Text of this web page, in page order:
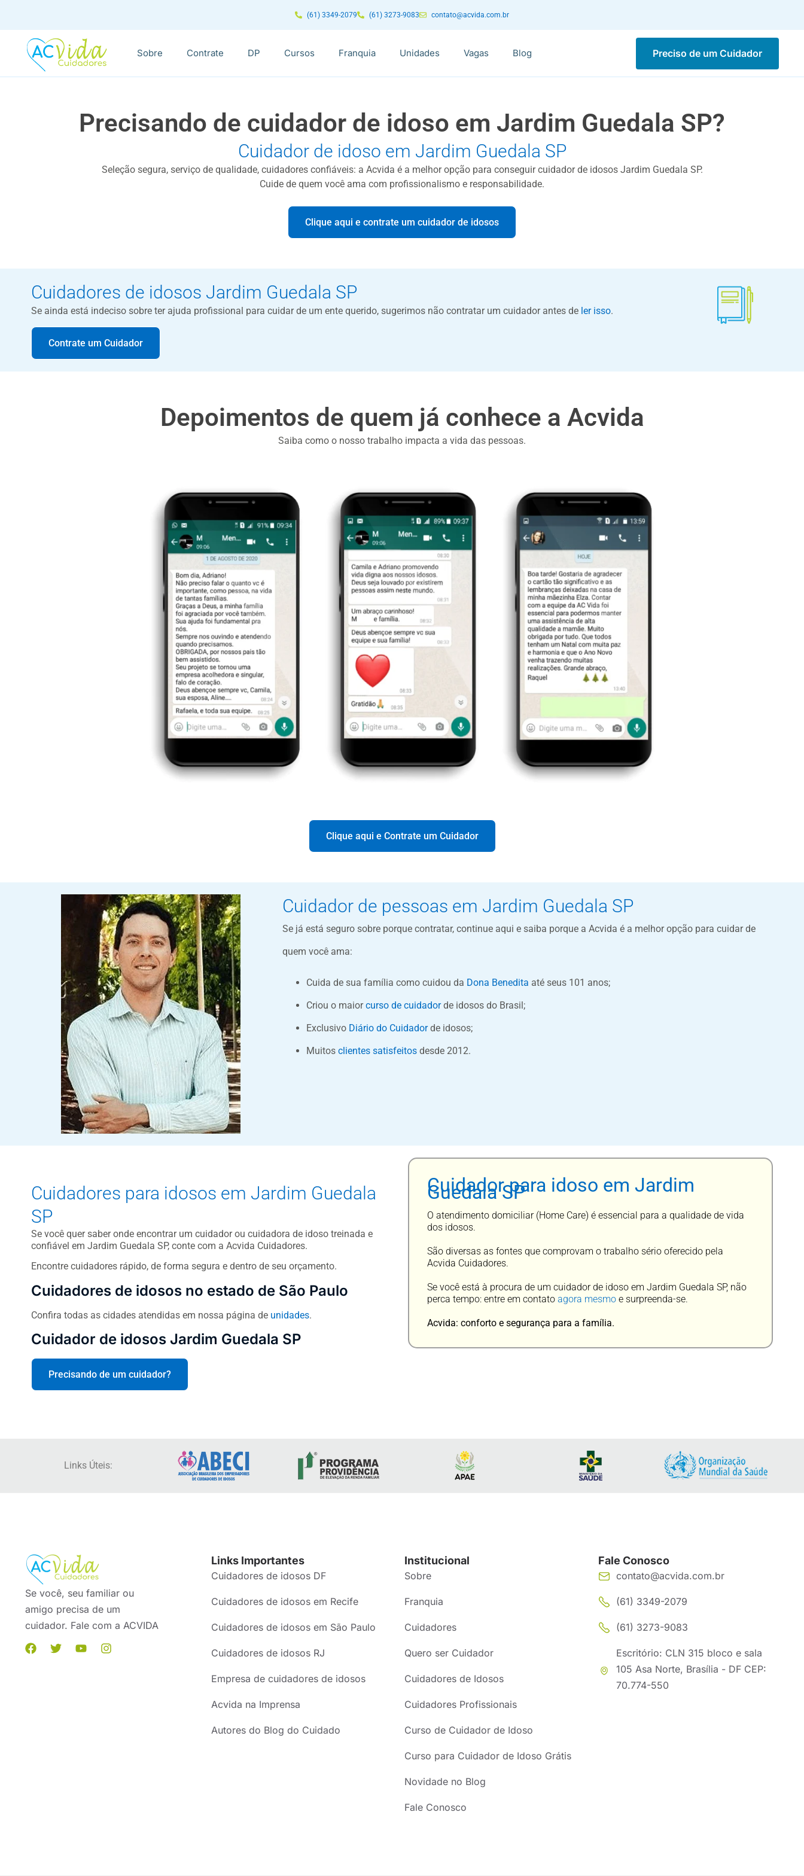
(61) 3349-2079 (61) 3273-9083 contato@acvida.com.br
Sobre Contrate DP Cursos Franquia Unidades Vagas Blog Preciso de um Cuidador
Precisando de cuidador de idoso em Jardim Guedala SP?
Cuidador de idoso em Jardim Guedala SP
Seleção segura, serviço de qualidade, cuidadores confiáveis: a Acvida é a melhor opção para conseguir cuidador de idosos Jardim Guedala SP.
Cuide de quem você ama com profissionalismo e responsabilidade.
Clique aqui e contrate um cuidador de idosos
Cuidadores de idosos Jardim Guedala SP
Se ainda está indeciso sobre ter ajuda profissional para cuidar de um ente querido, sugerimos não contratar um cuidador antes de ler isso.
Contrate um Cuidador
Depoimentos de quem já conhece a Acvida
Saiba como o nosso trabalho impacta a vida das pessoas.
Clique aqui e Contrate um Cuidador
Cuidador de pessoas em Jardim Guedala SP
Se já está seguro sobre porque contratar, continue aqui e saiba porque a Acvida é a melhor opção para cuidar de
quem você ama:
Cuida de sua família como cuidou da Dona Benedita até seus 101 anos;
Criou o maiorcurso de cuidadorde idosos do Brasil;
Exclusivo Diário do Cuidadorde idosos;
Muitos clientes satisfeitosdesde 2012.
Cuidadores para idosos em Jardim Guedala
SP
Se você quer saber onde encontrar um cuidador ou cuidadora de idoso treinada e
confiável em Jardim Guedala SP, conte com a Acvida Cuidadores.
Encontre cuidadores rápido, de forma segura e dentro de seu orçamento.
Cuidadores de idosos no estado de São Paulo
Confira todas as cidades atendidas em nossa página de unidades.
Cuidador de idosos Jardim Guedala SP
Precisando de um cuidador?
Cuidador para idoso em Jardim
Guedala SP
O atendimento domiciliar (Home Care) é essencial para a qualidade de vida
dos idosos.
São diversas as fontes que comprovam o trabalho sério oferecido pela
Acvida Cuidadores.
Se você está à procura de um cuidador de idoso em Jardim Guedala SP, não
perca tempo: entre em contato agora mesmo e surpreenda-se.
Acvida: conforto e segurança para a família.
Links Úteis:
Se você, seu familiar ou
amigo precisa de um
cuidador. Fale com a ACVIDA
Links Importantes
Cuidadores de idosos DF
Cuidadores de idosos em Recife
Cuidadores de idosos em São Paulo
Cuidadores de idosos RJ
Empresa de cuidadores de idosos
Acvida na Imprensa
Autores do Blog do Cuidado
Institucional
Sobre
Franquia
Cuidadores
Quero ser Cuidador
Cuidadores de Idosos
Cuidadores Profissionais
Curso de Cuidador de Idoso
Curso para Cuidador de Idoso Grátis
Novidade no Blog
Fale Conosco
Fale Conosco
contato@acvida.com.br
(61) 3349-2079
(61) 3273-9083
Escritório: CLN 315 bloco e sala
105 Asa Norte, Brasília - DF CEP:
70.774-550